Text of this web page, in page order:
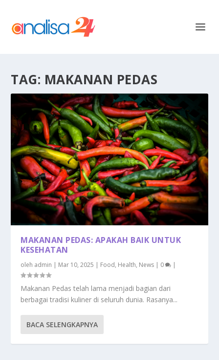
TAG: MAKANAN PEDAS
MAKANAN PEDAS: APAKAH BAIK UNTUK
KESEHATAN
oleh admin | Mar 10, 2025 | Food, Health, News | 0 |
Makanan Pedas telah lama menjadi bagian dari
berbagai tradisi kuliner di seluruh dunia. Rasanya...
BACA SELENGKAPNYA